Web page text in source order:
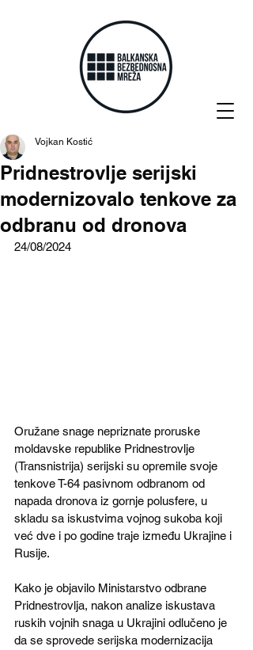
Pridnestrovlje serijski
modernizovalo tenkove za
odbranu od dronova
Vojkan Kostić
24/08/2024
Oružane snage nepriznate proruske
moldavske republike Pridnestrovlje
(Transnistrija) serijski su opremile svoje
tenkove T-64 pasivnom odbranom od
napada dronova iz gornje polusfere, u
skladu sa iskustvima vojnog sukoba koji
već dve i po godine traje između Ukrajine i
Rusije.
Kako je objavilo Ministarstvo odbrane
Pridnestrovlja, nakon analize iskustava
ruskih vojnih snaga u Ukrajini odlučeno je
da se sprovede serijska modernizacija